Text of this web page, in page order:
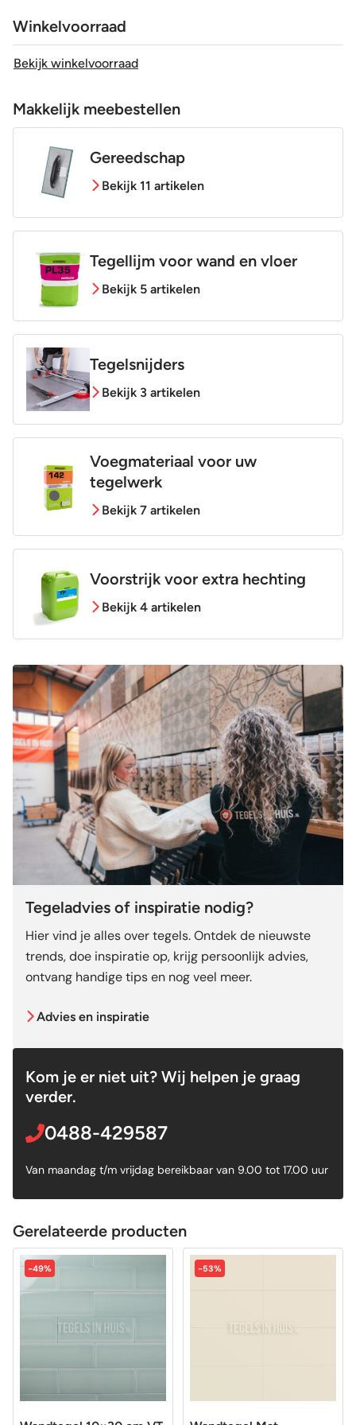
Winkelvoorraad
Bekijk winkelvoorraad
Makkelijk meebestellen
Gereedschap
Bekijk 11 artikelen
Tegellijm voor wand en vloer
Bekijk 5 artikelen
Tegelsnijders
Bekijk 3 artikelen
Voegmateriaal voor uw
tegelwerk
Bekijk 7 artikelen
Voorstrijk voor extra hechting
Bekijk 4 artikelen
Tegeladvies of inspiratie nodig?
Hier vind je alles over tegels. Ontdek de nieuwste
trends, doe inspiratie op, krijg persoonlijk advies,
ontvang handige tips en nog veel meer.
Advies en inspiratie
Kom je er niet uit? Wij helpen je graag
verder.
0488-429587
Van maandag t/m vrijdag bereikbaar van 9.00 tot 17.00 uur
Gerelateerde producten
-49% -53%